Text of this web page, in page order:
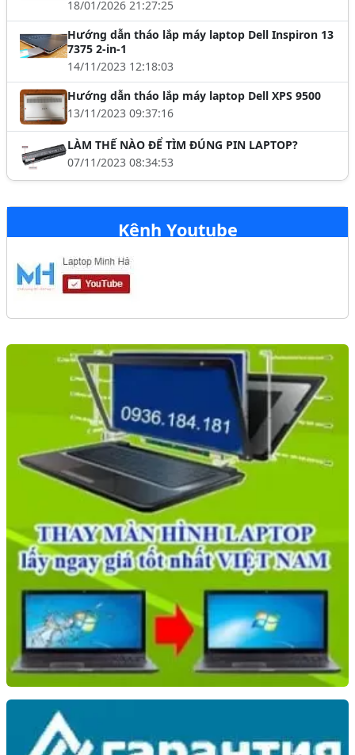
18/01/2026 21:27:25
Hướng dẫn tháo lắp máy laptop Dell Inspiron 13
7375 2-in-1
14/11/2023 12:18:03
Hướng dẫn tháo lắp máy laptop Dell XPS 9500
13/11/2023 09:37:16
LÀM THẾ NÀO ĐỂ TÌM ĐÚNG PIN LAPTOP?
07/11/2023 08:34:53
Kênh Youtube